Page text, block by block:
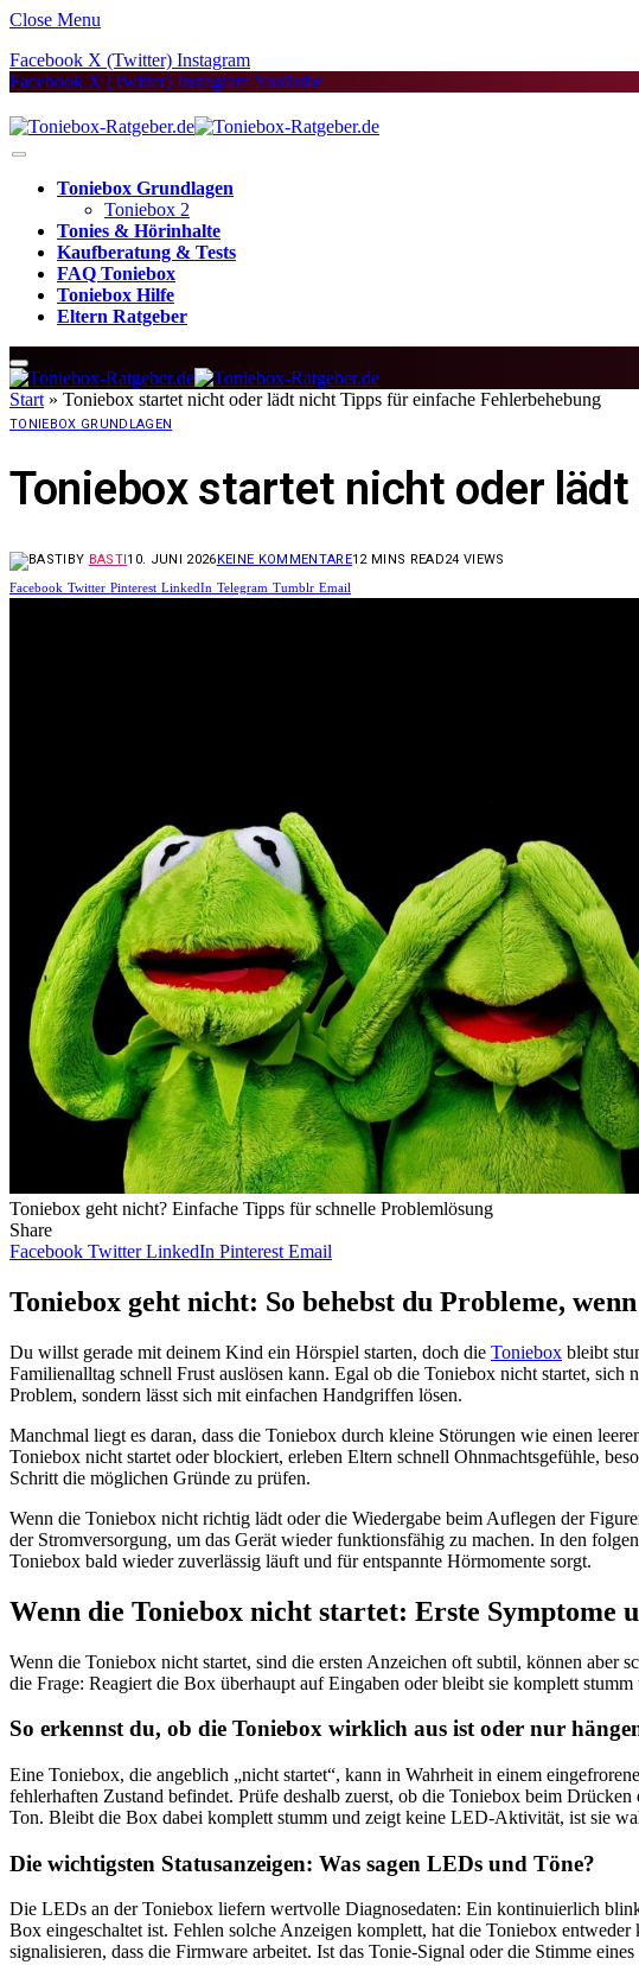
Close Menu
Facebook X (Twitter) Instagram
Facebook X (Twitter) InstagramYouTube
Toniebox Grundlagen
Toniebox 2
Tonies & Hörinhalte
Kaufberatung & Tests
FAQ Toniebox
Toniebox Hilfe
Eltern Ratgeber
Start » Toniebox startet nicht oder lädt nicht Tipps für einfache Fehlerbehebung
TONIEBOX GRUNDLAGEN
Toniebox startet nicht oder
BY BASTI10. JUNI 2026KEINE KOMMENTARE12 MINS READ24 VIEWS
Facebook Twitter Pinterest LinkedIn Telegram Tumblr Email
Toniebox geht nicht? Einfache Tipps für schnelle Problemlösung
Share
Facebook Twitter LinkedIn Pinterest Email
Toniebox geht nicht: So behebst du Probleme,
Du willst gerade mit deinem Kind ein Hörspiel starten, doch die Toniebox bleibt
Familienalltag schnell Frust auslösen kann. Egal ob die Toniebox nicht startet,
Problem, sondern lässt sich mit einfachen Handgriffen lösen.
Manchmal liegt es daran, dass die Toniebox durch kleine Störungen wie einen
Toniebox nicht startet oder blockiert, erleben Eltern schnell Ohnmachtsgefühle,
Schritt die möglichen Gründe zu prüfen.
Wenn die Toniebox nicht richtig lädt oder die Wiedergabe beim Auflegen der
der Stromversorgung, um das Gerät wieder funktionsfähig zu machen. In den
Toniebox bald wieder zuverlässig läuft und für entspannte Hörmomente sorgt.
Wenn die Toniebox nicht startet: Erste Symptome
Wenn die Toniebox nicht startet, sind die ersten Anzeichen oft subtil, können aber
die Frage: Reagiert die Box überhaupt auf Eingaben oder bleibt sie komplett
So erkennst du, ob die Toniebox wirklich aus ist oder nur
Eine Toniebox, die angeblich „nicht startet“, kann in Wahrheit in einem
fehlerhaften Zustand befindet. Prüfe deshalb zuerst, ob die Toniebox beim
Ton. Bleibt die Box dabei komplett stumm und zeigt keine LED-Aktivität, ist sie
Die wichtigsten Statusanzeigen: Was sagen LEDs und Töne?
Die LEDs an der Toniebox liefern wertvolle Diagnosedaten: Ein kontinuierlich
Box eingeschaltet ist. Fehlen solche Anzeigen komplett, hat die Toniebox
signalisieren, dass die Firmware arbeitet. Ist das Tonie-Signal oder die Stimme